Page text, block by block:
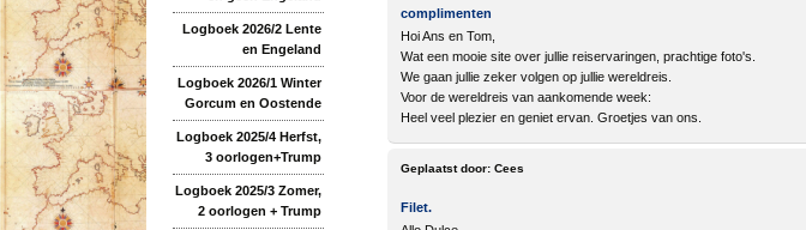
Logboek 2026/2 Lente
en Engeland
Logboek 2026/1 Winter
Gorcum en Oostende
Logboek 2025/4 Herfst,
3 oorlogen+Trump
Logboek 2025/3 Zomer,
2 oorlogen + Trump
complimenten
Hoi Ans en Tom,
Wat een mooie site over jullie reiservaringen, prachtige foto's.
We gaan jullie zeker volgen op jullie wereldreis.
Voor de wereldreis van aankomende week:
Heel veel plezier en geniet ervan. Groetjes van ons.
Geplaatst door: Cees
Filet.